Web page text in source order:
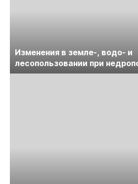
Изменения в земле-, водо- и
лесопользовании при
обсудят на семинаре